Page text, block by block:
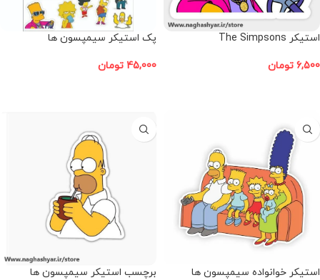
استیکر The Simpsons
6,500 تومان
پک استیکر سیمپسون ها
45,000 تومان
استیکر خوانواده سیمپسون ها برچسب استیکر سیمپسون ها